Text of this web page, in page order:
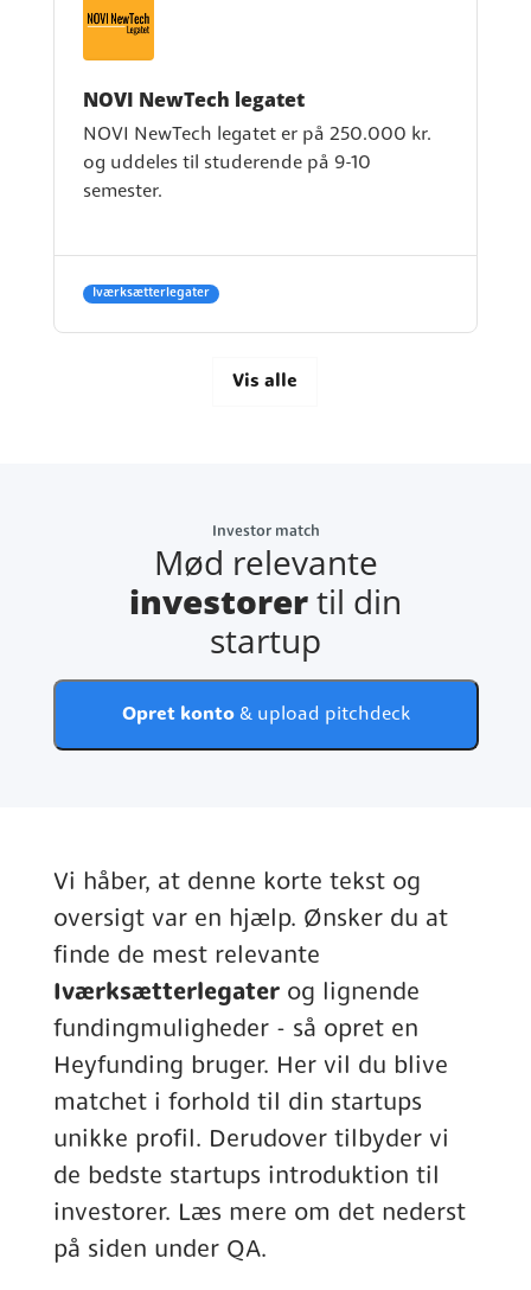
NOVI NewTech legatet
NOVI NewTech legatet er på 250.000 kr.
og uddeles til studerende på 9-10
semester.
Iværksætterlegater
Vis alle
Investor match
Mød relevante
investorertil din
startup
Opret konto& upload pitchdeck
Vi håber, at denne korte tekst og
oversigt var en hjælp. Ønsker du at
finde de mest relevante
Iværksætterlegaterog lignende
fundingmuligheder - så opret en
Heyfunding bruger. Her vil du blive
matchet i forhold til din startups
unikke profil. Derudover tilbyder vi
de bedste startups introduktion til
investorer. Læs mere om det nederst
på siden under QA.